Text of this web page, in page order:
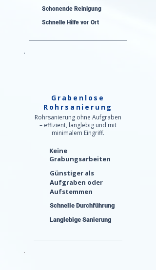
Schonende Reinigung
Schnelle Hilfe vor Ort
Grabenlose
Rohrsanierung
Rohrsanierung ohne Aufgraben
– effizient, langlebig und mit
minimalem Eingriff.
Keine
Grabungsarbeiten
Günstiger als
Aufgraben oder
Aufstemmen
Schnelle Durchführung
Langlebige Sanierung